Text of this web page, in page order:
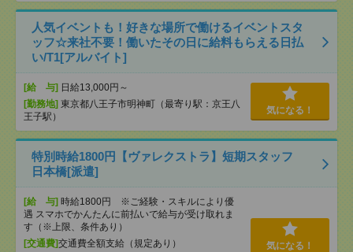
人気イベントも！好きな場所で働けるイベントスタ
ッフ☆来社不要！働いたその日に給料もらえる日払
い/T1[アルバイト]
[給 与] 日給13,000円～
[勤務地] 東京都八王子市明神町（最寄り駅：京王八
王子駅）
気になる！
特別時給1800円【ヴァレクストラ】短期スタッフ
日本橋[派遣]
[給 与] 時給1800円 ※ご経験・スキルにより優
遇 スマホでかんたんに前払いで給与が受け取れま
す（※上限、条件あり）
[交通費]交通費全額支給（規定あり）
気になる！